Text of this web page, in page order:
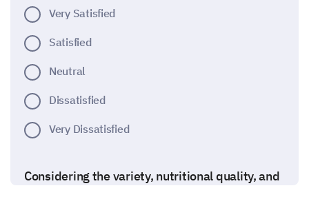
Very Satisfied
Satisfied
Neutral
Dissatisfied
Very Dissatisfied
Considering the variety, nutritional quality, and